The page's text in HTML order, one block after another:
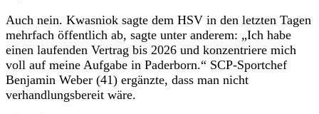
Auch nein. Kwasniok sagte dem HSV in den letzten Tagen
mehrfach öffentlich ab, sagte unter anderem: „Ich habe
einen laufenden Vertrag bis 2026 und konzentriere mich
voll auf meine Aufgabe in Paderborn.“ SCP-Sportchef
Benjamin Weber (41) ergänzte, dass man nicht
verhandlungsbereit wäre.